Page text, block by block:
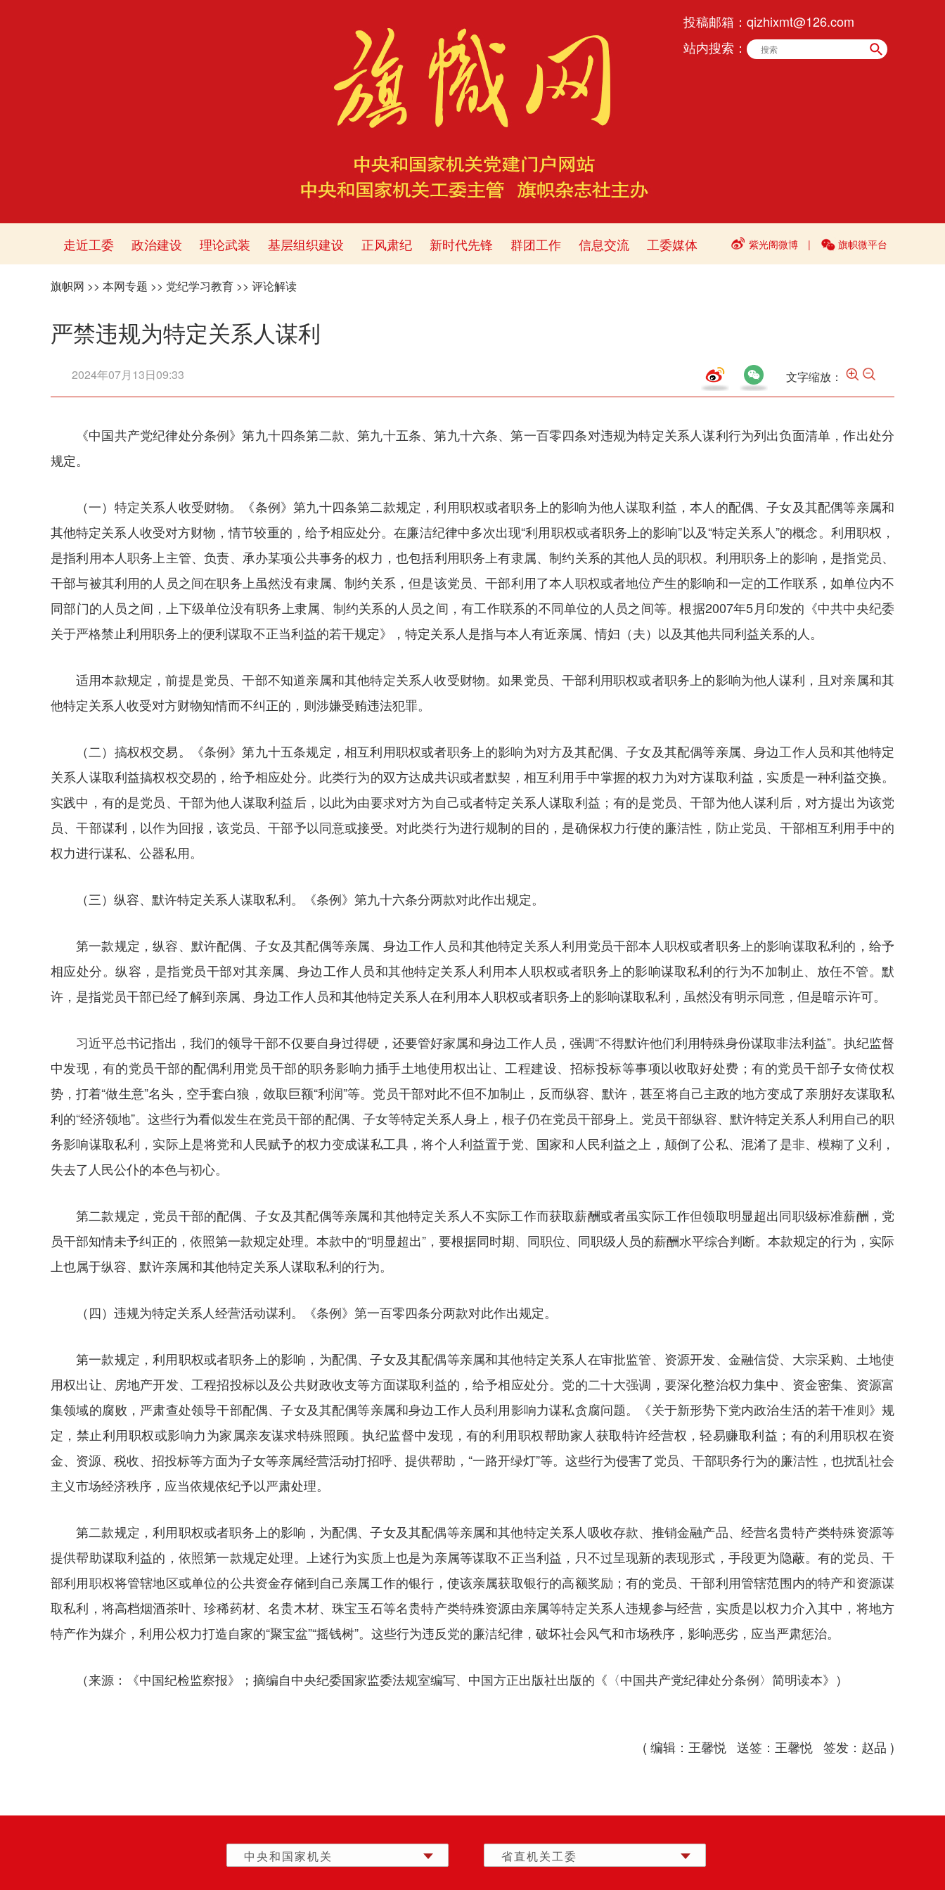
投稿邮箱： qizhixmt@126.com
站内搜索：
走近工委 政治建设 理论武装 基层组织建设 正风肃纪 新时代先锋 群团工作 信息交流 工委媒体 紫光阁微博 | 旗帜微平台
旗帜网 >> 本网专题 >> 党纪学习教育 >> 评论解读
严禁违规为特定关系人谋利
2024年07月13日09:33 文字缩放：
《中国共产党纪律处分条例》第九十四条第二款、第九十五条、第九十六条、第一百零四条对违规为特定关系人谋利行为列出负面清单，作出处分
规定。
（一）特定关系人收受财物。《条例》第九十四条第二款规定，利用职权或者职务上的影响为他人谋取利益，本人的配偶、子女及其配偶等亲属和
其他特定关系人收受对方财物，情节较重的，给予相应处分。在廉洁纪律中多次出现“利用职权或者职务上的影响”以及“特定关系人”的概念。利用职权，
是指利用本人职务上主管、负责、承办某项公共事务的权力，也包括利用职务上有隶属、制约关系的其他人员的职权。利用职务上的影响，是指党员、
干部与被其利用的人员之间在职务上虽然没有隶属、制约关系，但是该党员、干部利用了本人职权或者地位产生的影响和一定的工作联系，如单位内不
同部门的人员之间，上下级单位没有职务上隶属、制约关系的人员之间，有工作联系的不同单位的人员之间等。根据2007年5月印发的《中共中央纪委
关于严格禁止利用职务上的便利谋取不正当利益的若干规定》，特定关系人是指与本人有近亲属、情妇（夫）以及其他共同利益关系的人。
适用本款规定，前提是党员、干部不知道亲属和其他特定关系人收受财物。如果党员、干部利用职权或者职务上的影响为他人谋利，且对亲属和其
他特定关系人收受对方财物知情而不纠正的，则涉嫌受贿违法犯罪。
（二）搞权权交易。《条例》第九十五条规定，相互利用职权或者职务上的影响为对方及其配偶、子女及其配偶等亲属、身边工作人员和其他特定
关系人谋取利益搞权权交易的，给予相应处分。此类行为的双方达成共识或者默契，相互利用手中掌握的权力为对方谋取利益，实质是一种利益交换。
实践中，有的是党员、干部为他人谋取利益后，以此为由要求对方为自己或者特定关系人谋取利益；有的是党员、干部为他人谋利后，对方提出为该党
员、干部谋利，以作为回报，该党员、干部予以同意或接受。对此类行为进行规制的目的，是确保权力行使的廉洁性，防止党员、干部相互利用手中的
权力进行谋私、公器私用。
（三）纵容、默许特定关系人谋取私利。《条例》第九十六条分两款对此作出规定。
第一款规定，纵容、默许配偶、子女及其配偶等亲属、身边工作人员和其他特定关系人利用党员干部本人职权或者职务上的影响谋取私利的，给予
相应处分。纵容，是指党员干部对其亲属、身边工作人员和其他特定关系人利用本人职权或者职务上的影响谋取私利的行为不加制止、放任不管。默
许，是指党员干部已经了解到亲属、身边工作人员和其他特定关系人在利用本人职权或者职务上的影响谋取私利，虽然没有明示同意，但是暗示许可。
习近平总书记指出，我们的领导干部不仅要自身过得硬，还要管好家属和身边工作人员，强调“不得默许他们利用特殊身份谋取非法利益”。执纪监督
中发现，有的党员干部的配偶利用党员干部的职务影响力插手土地使用权出让、工程建设、招标投标等事项以收取好处费；有的党员干部子女倚仗权
势，打着“做生意”名头，空手套白狼，敛取巨额“利润”等。党员干部对此不但不加制止，反而纵容、默许，甚至将自己主政的地方变成了亲朋好友谋取私
利的“经济领地”。这些行为看似发生在党员干部的配偶、子女等特定关系人身上，根子仍在党员干部身上。党员干部纵容、默许特定关系人利用自己的职
务影响谋取私利，实际上是将党和人民赋予的权力变成谋私工具，将个人利益置于党、国家和人民利益之上，颠倒了公私、混淆了是非、模糊了义利，
失去了人民公仆的本色与初心。
第二款规定，党员干部的配偶、子女及其配偶等亲属和其他特定关系人不实际工作而获取薪酬或者虽实际工作但领取明显超出同职级标准薪酬，党
员干部知情未予纠正的，依照第一款规定处理。本款中的“明显超出”，要根据同时期、同职位、同职级人员的薪酬水平综合判断。本款规定的行为，实际
上也属于纵容、默许亲属和其他特定关系人谋取私利的行为。
（四）违规为特定关系人经营活动谋利。《条例》第一百零四条分两款对此作出规定。
第一款规定，利用职权或者职务上的影响，为配偶、子女及其配偶等亲属和其他特定关系人在审批监管、资源开发、金融信贷、大宗采购、土地使
用权出让、房地产开发、工程招投标以及公共财政收支等方面谋取利益的，给予相应处分。党的二十大强调，要深化整治权力集中、资金密集、资源富
集领域的腐败，严肃查处领导干部配偶、子女及其配偶等亲属和身边工作人员利用影响力谋私贪腐问题。《关于新形势下党内政治生活的若干准则》规
定，禁止利用职权或影响力为家属亲友谋求特殊照顾。执纪监督中发现，有的利用职权帮助家人获取特许经营权，轻易赚取利益；有的利用职权在资
金、资源、税收、招投标等方面为子女等亲属经营活动打招呼、提供帮助，“一路开绿灯”等。这些行为侵害了党员、干部职务行为的廉洁性，也扰乱社会
主义市场经济秩序，应当依规依纪予以严肃处理。
第二款规定，利用职权或者职务上的影响，为配偶、子女及其配偶等亲属和其他特定关系人吸收存款、推销金融产品、经营名贵特产类特殊资源等
提供帮助谋取利益的，依照第一款规定处理。上述行为实质上也是为亲属等谋取不正当利益，只不过呈现新的表现形式，手段更为隐蔽。有的党员、干
部利用职权将管辖地区或单位的公共资金存储到自己亲属工作的银行，使该亲属获取银行的高额奖励；有的党员、干部利用管辖范围内的特产和资源谋
取私利，将高档烟酒茶叶、珍稀药材、名贵木材、珠宝玉石等名贵特产类特殊资源由亲属等特定关系人违规参与经营，实质是以权力介入其中，将地方
特产作为媒介，利用公权力打造自家的“聚宝盆”“摇钱树”。这些行为违反党的廉洁纪律，破坏社会风气和市场秩序，影响恶劣，应当严肃惩治。
（来源：《中国纪检监察报》；摘编自中央纪委国家监委法规室编写、中国方正出版社出版的《〈中国共产党纪律处分条例〉简明读本》）
( 编辑：王馨悦 送签：王馨悦 签发：赵品 )
中央和国家机关 省直机关工委